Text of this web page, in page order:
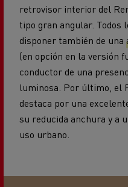
retrovisor interior del
tipo gran angular. Todos
disponer también de una
(en opción en la versión
conductor de una
luminosa. Por último, el
destaca por una
su reducida anchura y a
uso urbano.